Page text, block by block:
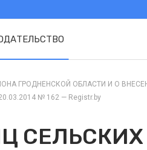
ГРОДНЕНСКОЙ ОБЛАСТИ И О
№ 162 — Registr.by
СЕЛЬСКИХ